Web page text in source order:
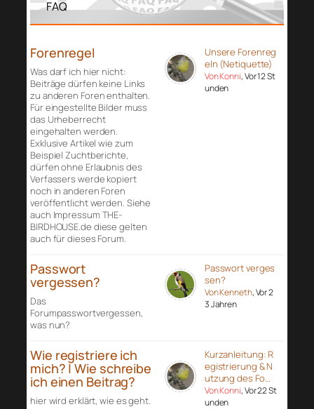
FAQ
Forenregel
Was darf ich hier nicht:
Beiträge dürfen keine Links
zu anderen Foren enthalten.
Für eingestellte Bilder muss
das Urheberrecht
eingehalten werden.
Exklusive Artikel wie zum
Beispiel Zuchtberichte,
dürfen ohne Erlaubnis des
Verfassers werde kopiert
noch in anderen Foren
veröffentlicht werden. Siehe
auch Impressum THE-
BIRDHOUSE.de diese gelten
auch für dieses Forum.
Unsere Forenreg
eln (Netiquette)
Von Konni, Vor 12 St
unden
Passwort
vergessen?
Das
Forumpasswortvergessen,
was nun?
Passwort verges
sen?
Von Kenneth, Vor 2
3 Jahren
Wie registriere ich
mich? | Wie schreibe
ich einen Beitrag?
hier wird erklärt, wie es geht.
Kurzanleitung: R
egistrierung & N
utzung des Fo…
Von Konni, Vor 22 St
unden